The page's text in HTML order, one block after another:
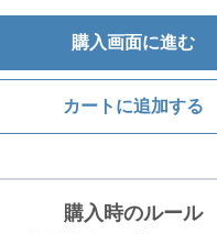
購入画面に進む
カートに追加する
購入時のルール